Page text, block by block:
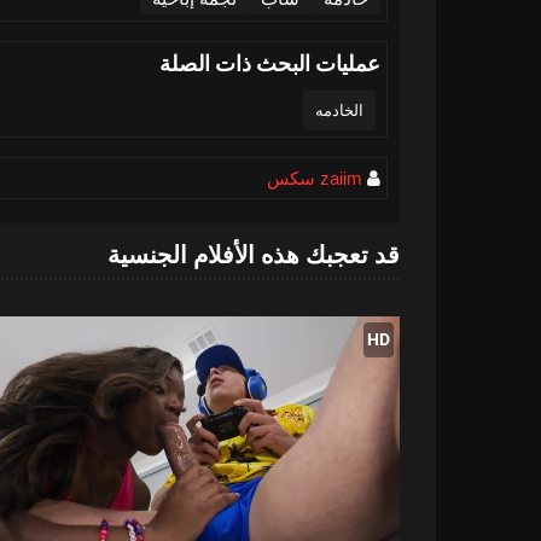
عمليات البحث ذات الصلة
الخادمه
zaiim سكس
قد تعجبك هذه الأفلام الجنسية
HD